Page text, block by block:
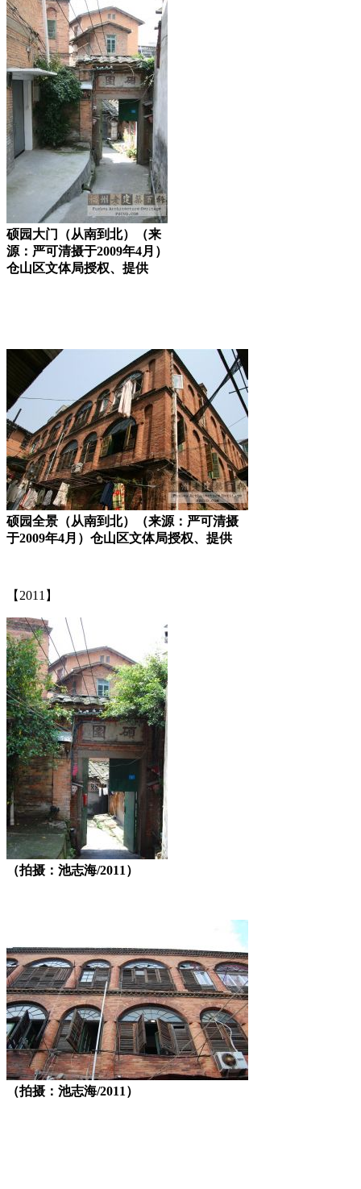
硕园大门（从南到北）（来
源：严可清摄于2009年4月）
仓山区文体局授权、提供
硕园全景（从南到北）（来源：严可清摄
于2009年4月）仓山区文体局授权、提供
【2011】
（拍摄：池志海/2011）
（拍摄：池志海/2011）